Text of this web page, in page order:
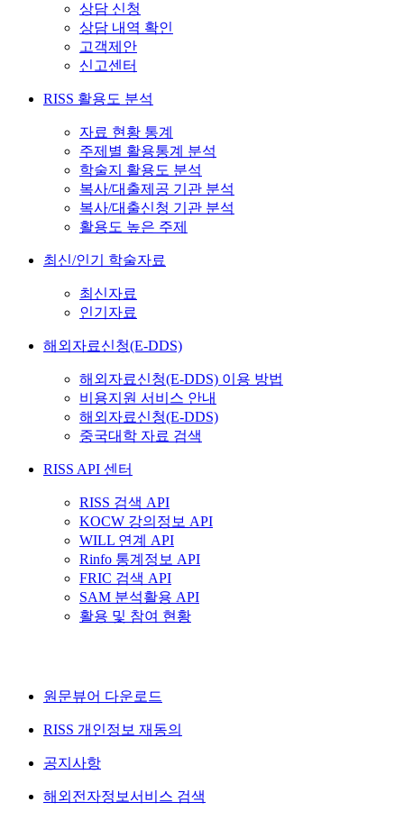
상담 신청
상담 내역 확인
고객제안
신고센터
RISS 활용도 분석
자료 현황 통계
주제별 활용통계 분석
학술지 활용도 분석
복사/대출제공 기관 분석
복사/대출신청 기관 분석
활용도 높은 주제
최신/인기 학술자료
최신자료
인기자료
해외자료신청(E-DDS)
해외자료신청(E-DDS) 이용 방법
비용지원 서비스 안내
해외자료신청(E-DDS)
중국대학 자료 검색
RISS API 센터
RISS 검색 API
KOCW 강의정보 API
WILL 연계 API
Rinfo 통계정보 API
FRIC 검색 API
SAM 분석활용 API
활용 및 참여 현황
원문뷰어 다운로드
RISS 개인정보 재동의
공지사항
해외전자정보서비스 검색